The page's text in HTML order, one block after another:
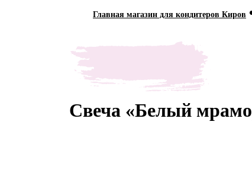
Главная магазин для кондитеров Киров
Свеча «Белый